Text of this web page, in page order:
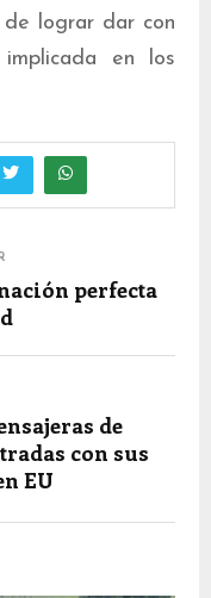
lograr dar con
en los
perfecta
de
con sus
EU